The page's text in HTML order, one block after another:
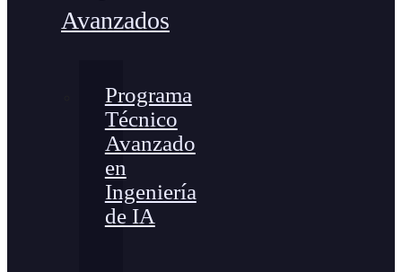
Avanzados
Programa
Técnico
Avanzado
en
Ingeniería
de IA